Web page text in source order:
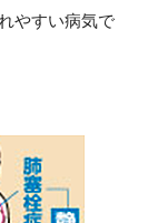
やすい病気で